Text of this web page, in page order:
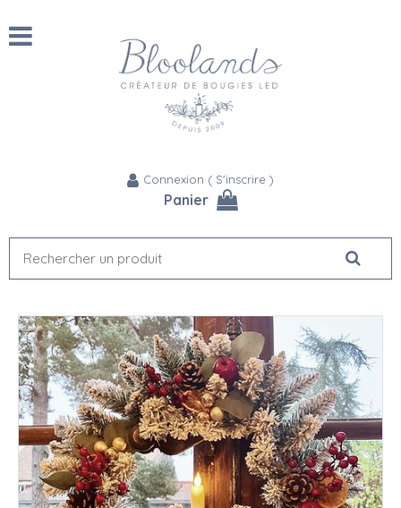
Connexion ( S'inscrire )
Panier